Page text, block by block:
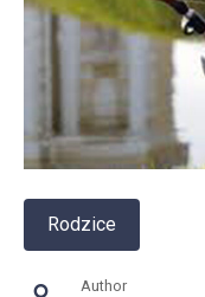
Rodzice
Author